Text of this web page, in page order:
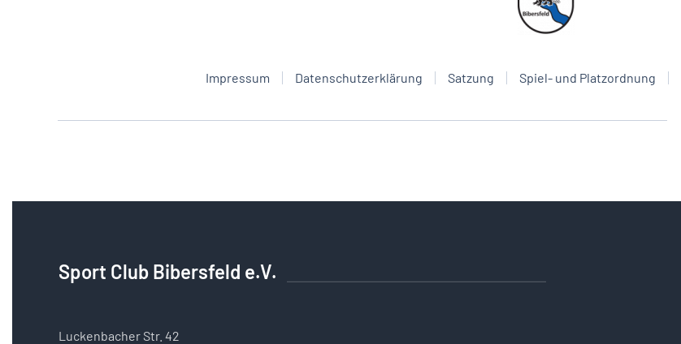
Impressum Datenschutzerklärung Satzung Spiel- und Platzordnung
Sport Club Bibersfeld e.V.
Luckenbacher Str. 42